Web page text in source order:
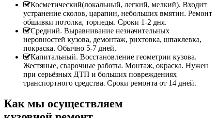
Косметический(локальный, легкий, мелкий). Входит
устранение сколов, царапин, небольших вмятин. Ремонт
обшивки потолка, торпеды. Сроки 1-2 дня.
Средний. Выравнивание незначительных
неровностей кузова, демонтаж, рихтовка, шпаклевка,
покраска. Обычно 5-7 дней.
Капитальный. Восстановление геометрии кузова.
Жестяные, сварочные работы. Монтаж, окраска. Нужен
при серьёзных ДТП и больших повреждениях
транспортного средства. Сроки ремонта от 14 дней.
Как мы осуществляем